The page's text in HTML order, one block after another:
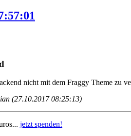
nicht mit dem Fraggy Theme zu
(27.10.2017 08:25:13)
jetzt spenden!